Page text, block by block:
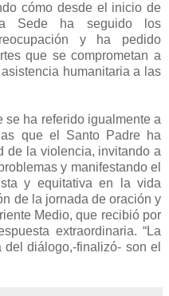
cómo desde el inicio de
Sede ha seguido los
y ha pedido
que se comprometan a
humanitaria a las
se ha referido igualmente a
que el Santo Padre ha
de la violencia, invitando a
y manifestando el
y equitativa en la vida
de la jornada de oración y
Medio, que recibió por
extraordinaria. “La
diálogo,-finalizó- son el